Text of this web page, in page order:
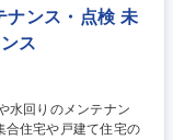
。建物への改変を伴う
！福利厚生◎
ナンス・点検 未
ス